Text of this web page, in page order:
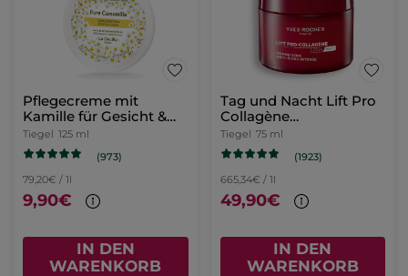
Pflegecreme mit
Kamille für Gesicht &
Körper
Tiegel 125 ml
(973)
79,20€ / 1l
9,90€
IN DEN
WARENKORB
Tag und Nacht Lift Pro
Collagène
Intensivpflege 75ml
Tiegel 75 ml
(1923)
665,34€ / 1l
49,90€
IN DEN
WARENKORB